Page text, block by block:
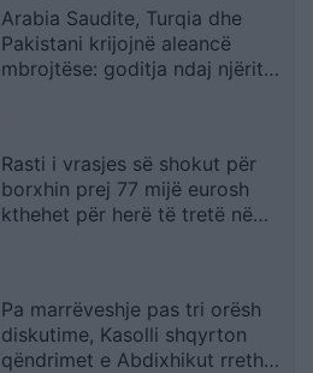
Arabia Saudite, Turqia dhe
Pakistani krijojnë aleancë
mbrojtëse: goditja ndaj njërit
Rasti i vrasjes së shokut për
borxhin prej 77 mijë eurosh
kthehet për herë të tretë në
Pa marrëveshje pas tri orësh
diskutime, Kasolli shqyrton
qëndrimet e Abdixhikut rreth